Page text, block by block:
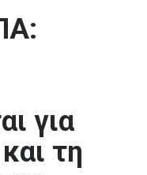
για
τη